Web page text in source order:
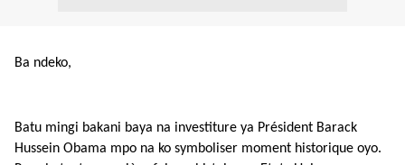
Ba ndeko,
Batu mingi bakani baya na investiture ya Président Barack
Hussein Obama mpo na ko symboliser moment historique oyo.